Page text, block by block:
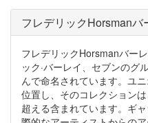
フレデリックHorsman
フレデリックHorsmanバー
ック·バーレイ、セブンのグ
んで命名されています。ユ
位置し、そのコレクション
超える含まれています。ギ